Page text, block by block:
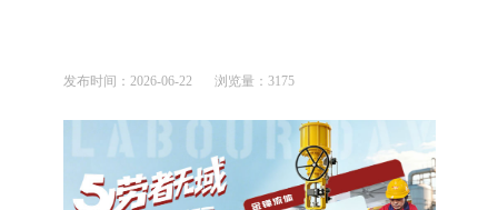
发布时间： 2026-06-22 浏览量： 3175